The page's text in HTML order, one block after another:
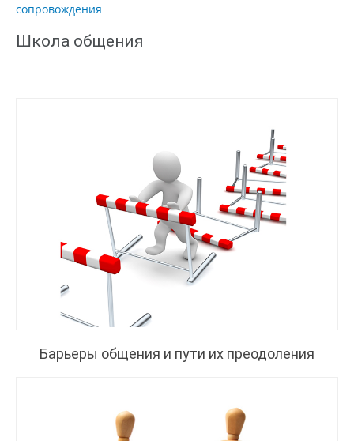
сопровождения
Школа общения
Барьеры общения и пути их преодоления